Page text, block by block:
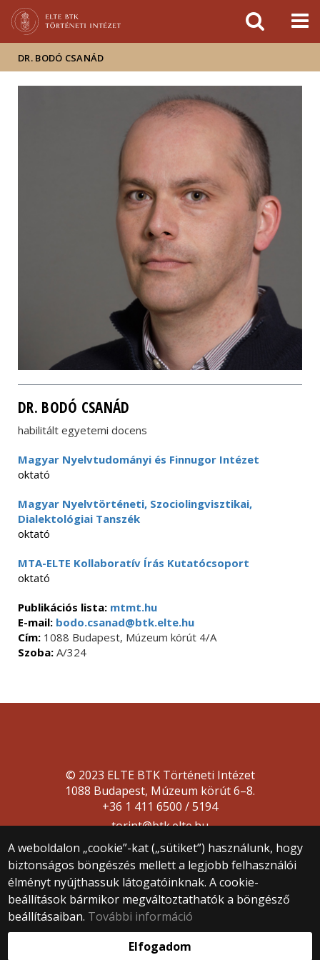
sajtóban
DR. BODÓ CSANÁD
DR. BODÓ CSANÁD
habilitált egyetemi docens
Magyar Nyelvtudományi és Finnugor Intézet
oktató
Magyar Nyelvtörténeti, Szociolingvisztikai,
Dialektológiai Tanszék
oktató
MTA-ELTE Kollaboratív Írás Kutatócsoport
oktató
Publikációs lista: mtmt.hu
E-mail: bodo.csanad@btk.elte.hu
Cím: 1088 Budapest, Múzeum körút 4/A
Szoba: A/324
A weboldalon „cookie”-kat („sütiket”) használunk, hogy
biztonságos böngészés mellett a legjobb felhasználói
élményt nyújthassuk látogatóinknak. A cookie-
beállítások bármikor megváltoztathatók a böngésző
beállításaiban. További információ
Elfogadom
© 2023 ELTE BTK Történeti Intézet
1088 Budapest, Múzeum körút 6–8.
+36 1 411 6500 / 5194
torint@btk.elte.hu
Webfejlesztés: